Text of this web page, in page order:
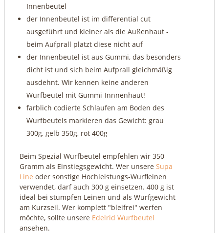
Innenbeutel
der Innenbeutel ist im differential cut
ausgeführt und kleiner als die Außenhaut -
beim Aufprall platzt diese nicht auf
der Innenbeutel ist aus Gummi, das besonders
dicht ist und sich beim Aufprall gleichmäßig
ausdehnt. Wir kennen keine anderen
Wurfbeutel mit Gummi-Innnenhaut!
farblich codierte Schlaufen am Boden des
Wurfbeutels markieren das Gewicht: grau
300g, gelb 350g, rot 400g
Beim Spezial Wurfbeutel empfehlen wir 350
Gramm als Einstiegsgewicht. Wer unsere Supa
Line oder sonstige Hochleistungs-Wurfleinen
verwendet, darf auch 300 g einsetzen. 400 g ist
ideal bei stumpfen Leinen und als Wurfgewicht
am Kurzseil. Wer komplett "bleifrei" werfen
möchte, sollte unsere Edelrid Wurfbeutel
ansehen.